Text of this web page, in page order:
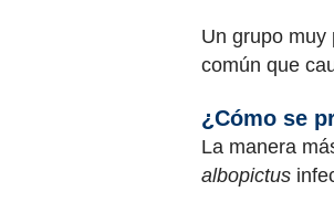
Un grupo muy
común que
¿Cómo se
La manera
albopictus